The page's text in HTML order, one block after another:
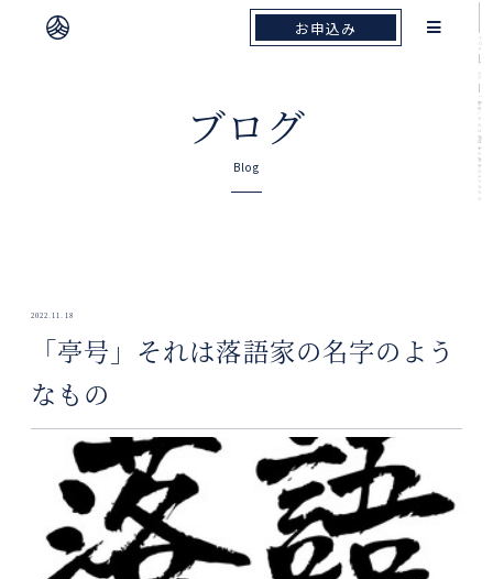
お申込み
お申込み
ブログ
Blog
TOP
ブログ
「亭号」それは落語家の名字のようなもの
2022.11.18
「亭号」それは落語家の名字のよう
なもの